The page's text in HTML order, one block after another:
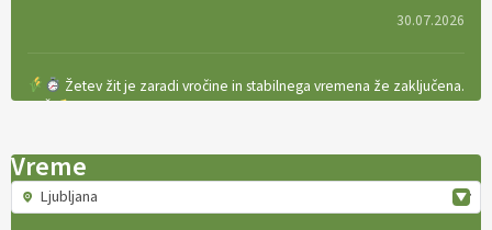
30.07.2026
Žetev žit je zaradi vročine in stabilnega vremena že zaključena.
VEČ
https://t.co/bBWaIz6Hhh https://t.co/TtKoOF5ENS
[EKOloško = LOGIČNO
Ameriške borovnice so odlična izbira za
Vreme
Ljubljana